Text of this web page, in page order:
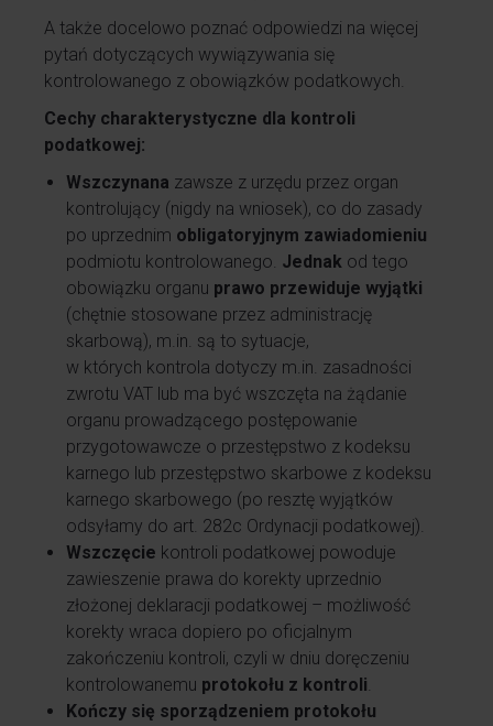
A także docelowo poznać odpowiedzi na więcej
pytań dotyczących wywiązywania się
kontrolowanego z obowiązków podatkowych.
Cechy charakterystyczne dla kontroli
podatkowej:
Wszczynana zawsze z urzędu przez organ
kontrolujący (nigdy na wniosek), co do zasady
po uprzednim obligatoryjnym zawiadomieniu
podmiotu kontrolowanego. Jednak od tego
obowiązku organu prawo przewiduje wyjątki
(chętnie stosowane przez administrację
skarbową), m.in. są to sytuacje,
w których kontrola dotyczy m.in. zasadności
zwrotu VAT lub ma być wszczęta na żądanie
organu prowadzącego postępowanie
przygotowawcze o przestępstwo z kodeksu
karnego lub przestępstwo skarbowe z kodeksu
karnego skarbowego (po resztę wyjątków
odsyłamy do art. 282c Ordynacji podatkowej).
Wszczęcie kontroli podatkowej powoduje
zawieszenie prawa do korekty uprzednio
złożonej deklaracji podatkowej – możliwość
korekty wraca dopiero po oficjalnym
zakończeniu kontroli, czyli w dniu doręczeniu
kontrolowanemu protokołu z kontroli.
Kończy się sporządzeniem protokołu